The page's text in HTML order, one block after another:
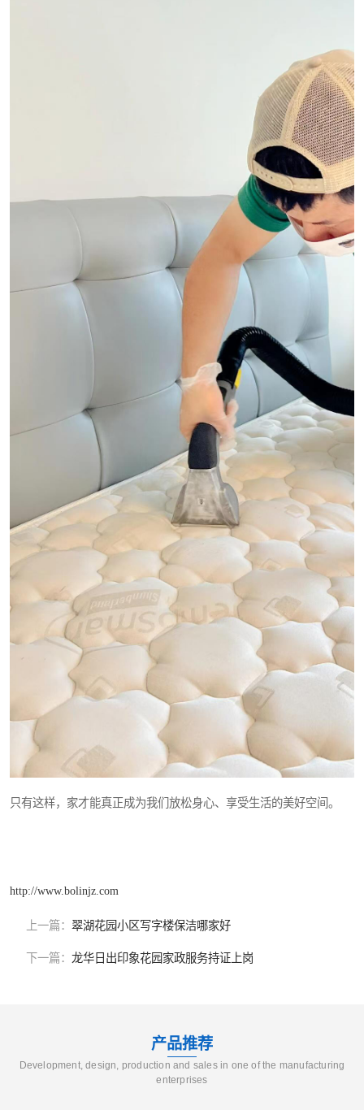
只有这样，家才能真正成为我们放松身心、享受生活的美好空间。
http://www.bolinjz.com
上一篇： 翠湖花园小区写字楼保洁哪家好
下一篇： 龙华日出印象花园家政服务持证上岗
产品推荐
Development, design, production and sales in one of the manufacturing
enterprises